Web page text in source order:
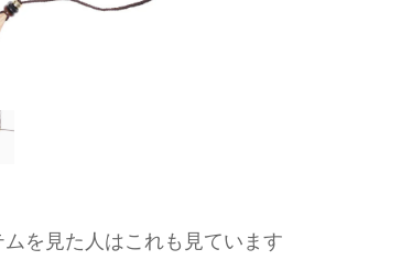
ムを見た人はこれも見ています